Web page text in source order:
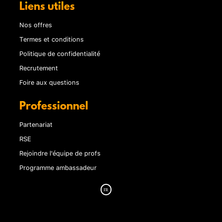
Liens utiles
Nos offres
Termes et conditions
Politique de confidentialité
Recrutement
Foire aux questions
Professionnel
Partenariat
RSE
Rejoindre l'équipe de profs
Programme ambassadeur